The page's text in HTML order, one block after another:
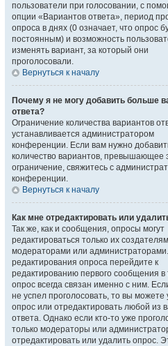
пользователи при голосовании, с
опции «Вариантов ответа», период
опроса в днях (0 означает, что опрос
постоянным) и возможность
изменять вариант, за который они
проголосовали.
Вернуться к началу
Почему я не могу добавить больше
ответа?
Ограничение количества вариантов
устанавливается администратором
конференции. Если вам нужно
количество вариантов, превышающее
ограничение, свяжитесь с
конференции.
Вернуться к началу
Как мне отредактировать или
Так же, как и сообщения, опросы могут
редактироваться только их
модераторами или
редактирования опроса перейдите к
редактированию первого сообщения в
опрос всегда связан именно с ним.
не успел проголосовать, то вы можете
опрос или отредактировать любой из
ответа. Однако если кто-то уже
только модераторы или
отредактировать или удалить опрос.